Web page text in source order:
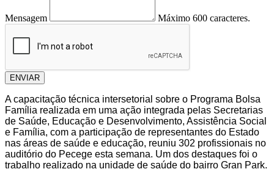
Mensagem Máximo 600 caracteres.
ENVIAR
A capacitação técnica intersetorial sobre o Programa Bolsa
Família realizada em uma ação integrada pelas Secretarias
de Saúde, Educação e Desenvolvimento, Assistência Social
e Família, com a participação de representantes do Estado
nas áreas de saúde e educação, reuniu 302 profissionais no
auditório do Pecege esta semana. Um dos destaques foi o
trabalho realizado na unidade de saúde do bairro Gran Park.